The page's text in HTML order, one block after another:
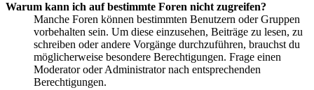
Warum kann ich auf bestimmte Foren nicht zugreifen?
Manche Foren können bestimmten Benutzern oder Gruppen
vorbehalten sein. Um diese einzusehen, Beiträge zu lesen, zu
schreiben oder andere Vorgänge durchzuführen, brauchst du
möglicherweise besondere Berechtigungen. Frage einen
Moderator oder Administrator nach entsprechenden
Berechtigungen.